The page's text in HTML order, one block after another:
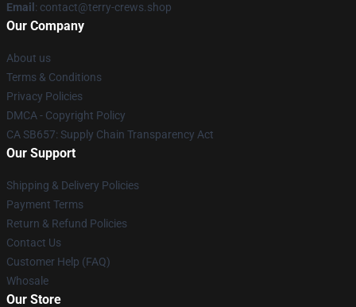
Email : contact@terry-crews.shop
Our Company
About us
Terms & Conditions
Privacy Policies
DMCA - Copyright Policy
CA SB657: Supply Chain Transparency Act
Our Support
Shipping & Delivery Policies
Payment Terms
Return & Refund Policies
Contact Us
Customer Help (FAQ)
Whosale
Our Store